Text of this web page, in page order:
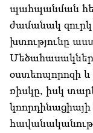
պահպանման
ժամանակ
խտությունը
օստեոպորոզի
ռիսկը, իսկ